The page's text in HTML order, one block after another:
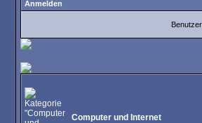
Anmelden
Computer und Internet